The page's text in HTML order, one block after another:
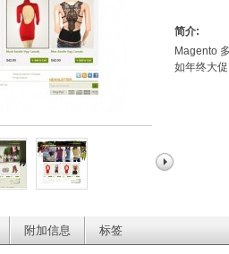
简介:
Magento
如年终大
附加信息 标签